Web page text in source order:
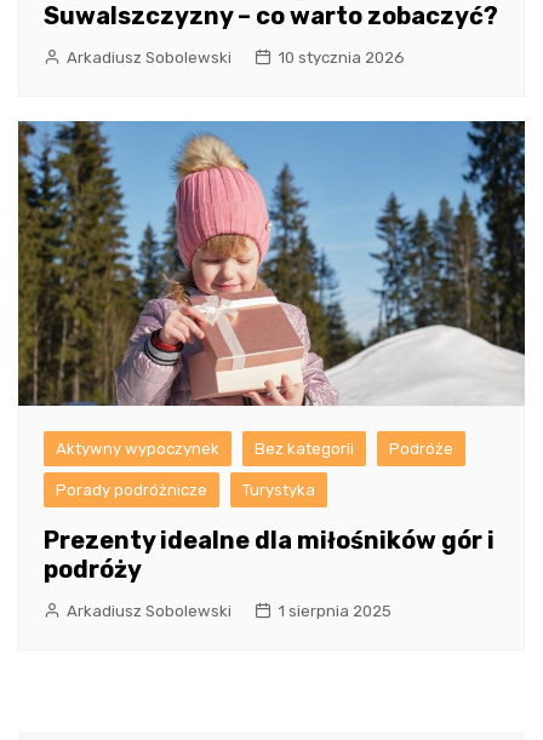
Suwalszczyzny – co warto zobaczyć?
Arkadiusz Sobolewski 10 stycznia 2026
Aktywny wypoczynek Bez kategorii Podróże
Porady podróżnicze Turystyka
Prezenty idealne dla miłośników gór i
podróży
Arkadiusz Sobolewski 1 sierpnia 2025